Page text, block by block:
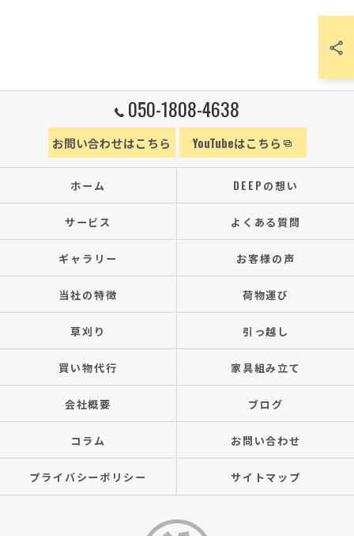
050-1808-4638
お問い合わせはこちら YouTubeはこちら
ホーム DEEPの想い
サービス よくある質問
ギャラリー お客様の声
当社の特徴 荷物運び
草刈り 引っ越し
買い物代行 家具組み立て
会社概要 ブログ
コラム お問い合わせ
プライバシーポリシー サイトマップ